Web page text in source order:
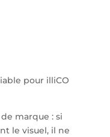
pour illiCO
marque : si
le visuel, il ne